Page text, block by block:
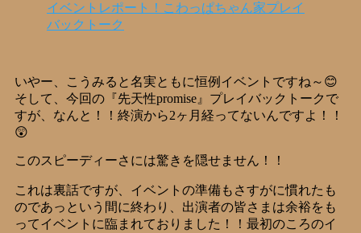
イベントレポート！こわっぱちゃん家プレイ
バックトーク
いやー、こうみると名実ともに恒例イベントですね～😊
そして、今回の『先天性promise』プレイバックトークで
すが、なんと！！終演から2ヶ月経ってないんですよ！！
😲
このスピーディーさには驚きを隠せません！！
これは裏話ですが、イベントの準備もさすがに慣れたも
のであっという間に終わり、出演者の皆さまは余裕をも
ってイベントに臨まれておりました！！最初のころのイ